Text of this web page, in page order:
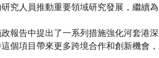
究人員推動重要領域研究發展，繼續
報告中提出了一系列措施強化河套港
個項目帶來更多跨境合作和創新機會